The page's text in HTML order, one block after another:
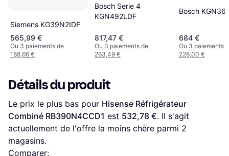
Siemens KG39N2IDF
565,99 €
Ou 3 paiements de
188,66 €
Bosch Serie 4
KGN492LDF
817,47 €
Ou 3 paiements de
263,49 €
Bosch
684 €
Ou 3 paiements
228,00 €
Détails du produit
Le prix le plus bas pour Hisense Réfrigérateur
Combiné RB390N4CCD1 est 532,78 €. Il s'agit
actuellement de l'offre la moins chère parmi 2
magasins.
Comparer: